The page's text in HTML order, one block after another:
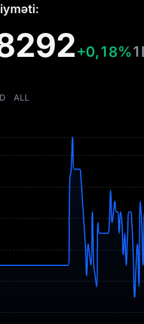
+0,18%
ALL